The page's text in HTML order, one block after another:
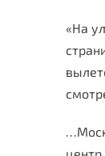
«На